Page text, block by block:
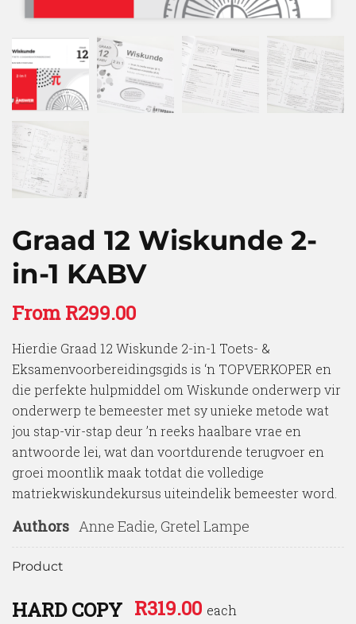
Graad 12 Wiskunde 2-
in-1 KABV
FromR299.00
Hierdie Graad 12 Wiskunde 2-in-1 Toets- &
Eksamenvoorbereidingsgids is ‘n TOPVERKOPER en
die perfekte hulpmiddel om Wiskunde onderwerp vir
onderwerp te bemeester met sy unieke metode wat
jou stap-vir-stap deur ’n reeks haalbare vrae en
antwoorde lei, wat dan voortdurende terugvoer en
groei moontlik maak totdat die volledige
matriekwiskundekursus uiteindelik bemeester word.
Authors Anne Eadie, Gretel Lampe
Product
HARD COPY R319.00 each